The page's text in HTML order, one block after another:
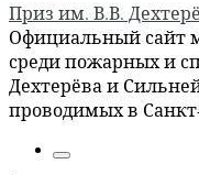
Приз им. В.В.
Официальный сайт
среди пожарных и
Дехтерёва и
проводимых в
Меню